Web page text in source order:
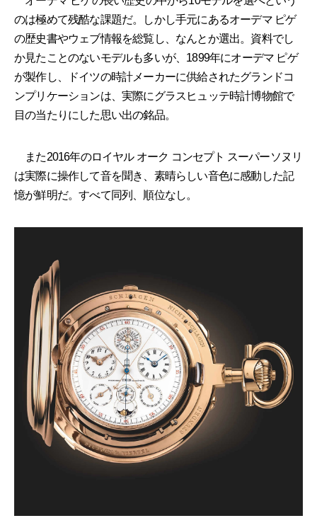
のは極めて残酷な課題だ。しかし手元にあるオーデマ ピゲ
の歴史書やウェブ情報を総覧し、なんとか選出。資料でし
か見たことのないモデルも多いが、1899年にオーデマ ピゲ
が製作し、ドイツの時計メーカーに供給されたグランドコ
ンプリケーションは、実際にグラスヒュッテ時計博物館で
目の当たりにした思い出の銘品。
また2016年のロイヤル オーク コンセプト スーパーソヌリ
は実際に操作して音を聞き、素晴らしい音色に感動した記
憶が鮮明だ。すべて同列、順位なし。